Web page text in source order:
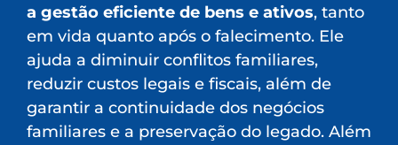
a gestão eficiente de bens e ativos, tanto
em vida quanto após o falecimento. Ele
ajuda a diminuir conflitos familiares,
reduzir custos legais e fiscais, além de
garantir a continuidade dos negócios
familiares e a preservação do legado. Além